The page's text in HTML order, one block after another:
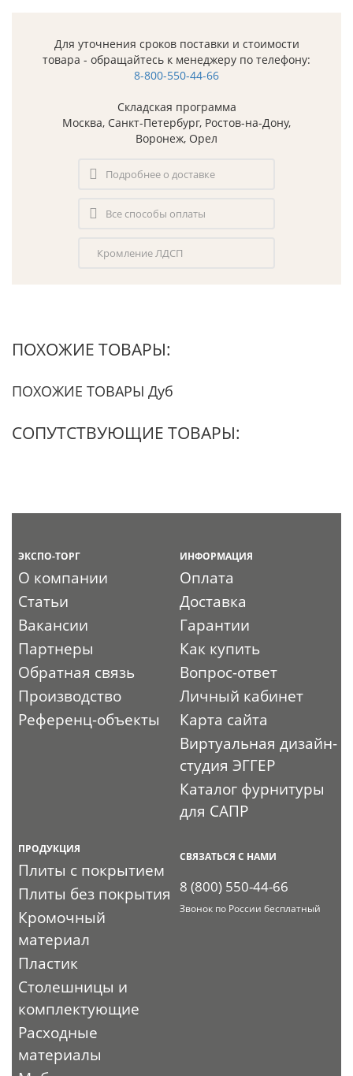
Для уточнения сроков поставки и стоимости
товара - обращайтесь к менеджеру по телефону:
8-800-550-44-66
Складская программа
Москва, Санкт-Петербург, Ростов-на-Дону,
Воронеж, Орел
Подробнее о доставке
Все способы оплаты
Кромление ЛДСП
ПОХОЖИЕ ТОВАРЫ:
ПОХОЖИЕ ТОВАРЫ Дуб
СОПУТСТВУЮЩИЕ ТОВАРЫ:
ЭКСПО-ТОРГ
О компании
Статьи
Вакансии
Партнеры
Обратная связь
Производство
Референц-объекты
ИНФОРМАЦИЯ
Оплата
Доставка
Гарантии
Как купить
Вопрос-ответ
Личный кабинет
Карта сайта
Виртуальная дизайн-
студия ЭГГЕР
Каталог фурнитуры
для САПР
ПРОДУКЦИЯ
Плиты с покрытием
Плиты без покрытия
Кромочный
материал
Пластик
Столешницы и
комплектующие
Расходные
материалы
СВЯЗАТЬСЯ С НАМИ
8 (800) 550-44-66
Звонок по России бесплатный